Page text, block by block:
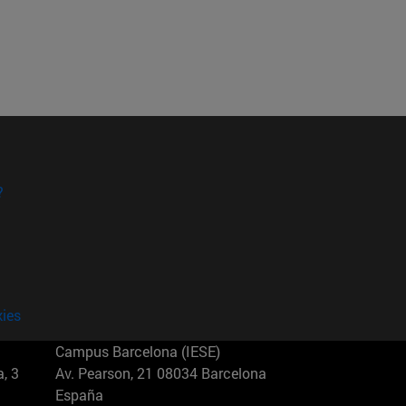
3
Campus Barcelona (IESE)
Av. Pearson, 21 08034 Barcelona
España